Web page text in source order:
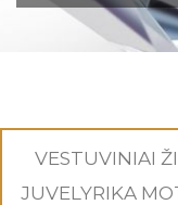
VESTUVINIAI
JUVELYRIKA